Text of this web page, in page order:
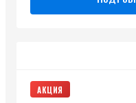
АКЦИЯ